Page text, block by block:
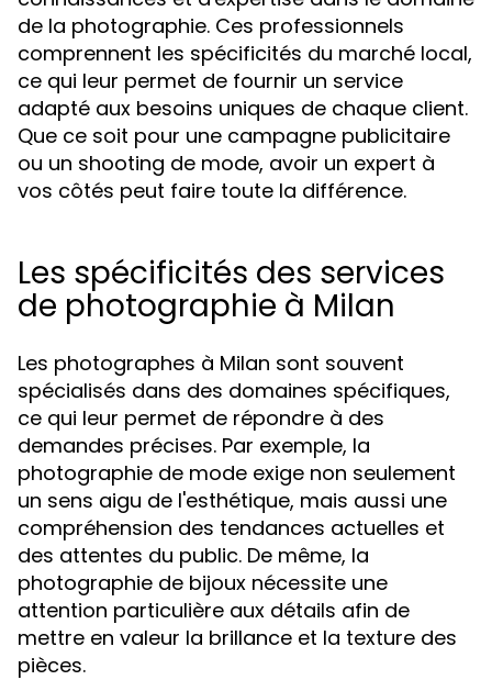
de la photographie. Ces professionnels
comprennent les spécificités du marché local,
ce qui leur permet de fournir un service
adapté aux besoins uniques de chaque client.
Que ce soit pour une campagne publicitaire
ou un shooting de mode, avoir un expert à
vos côtés peut faire toute la différence.
Les spécificités des services
de photographie à Milan
Les photographes à Milan sont souvent
spécialisés dans des domaines spécifiques,
ce qui leur permet de répondre à des
demandes précises. Par exemple, la
photographie de mode exige non seulement
un sens aigu de l'esthétique, mais aussi une
compréhension des tendances actuelles et
des attentes du public. De même, la
photographie de bijoux nécessite une
attention particulière aux détails afin de
mettre en valeur la brillance et la texture des
pièces.